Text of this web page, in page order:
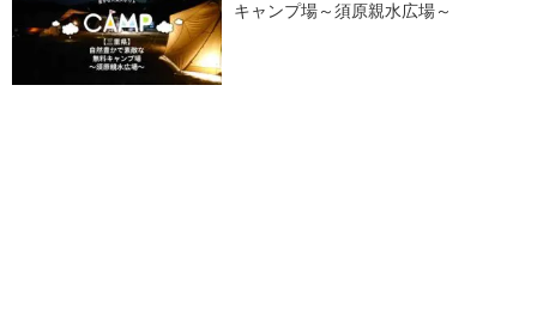
キャンプ場～須原親水広場～